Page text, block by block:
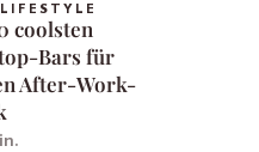
LIFESTYLE
coolsten
Bars für
After-Work-